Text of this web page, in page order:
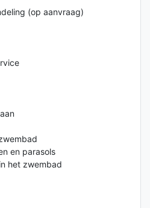
(op aanvraag)
en parasols
het zwembad